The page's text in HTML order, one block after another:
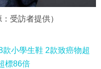
受訪者提供）
小學生鞋 2款致癌物超
標86倍